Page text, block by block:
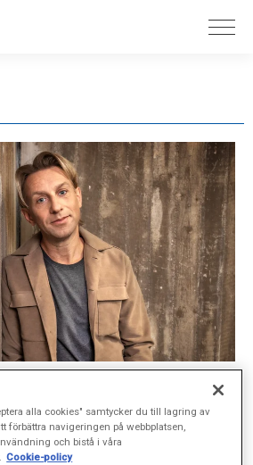
och skrämmande”
världen med egna, unika lösningar. Men kan
syften. Anders Hansen, psykiatriker vid
alla cookies" samtycker du till lagring av
förbättra navigeringen på webbplatsen,
och bistå i våra
Cookie-policy